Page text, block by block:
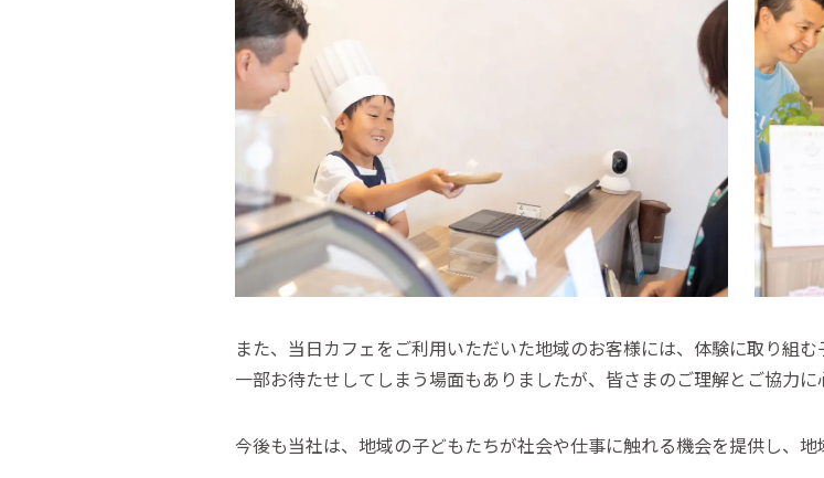
また、当日カフェをご利用いただいた地域のお客様には、体験に取り組
一部お待たせしてしまう場面もありましたが、皆さまのご理解とご協力に
今後も当社は、地域の子どもたちが社会や仕事に触れる機会を提供し、地